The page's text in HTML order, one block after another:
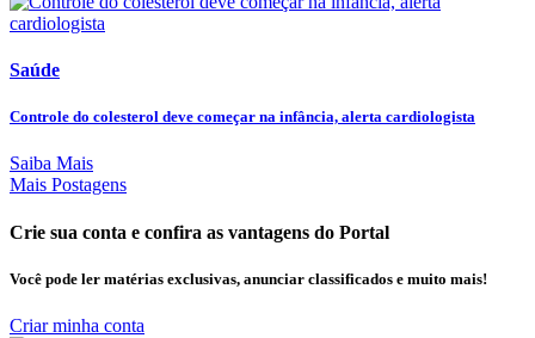
Saúde
Controle do colesterol deve começar na infância, alerta cardiologista
Saiba Mais
Mais Postagens
Crie sua conta e confira as vantagens do Portal
Você pode ler matérias exclusivas, anunciar classificados e muito mais!
Criar minha conta